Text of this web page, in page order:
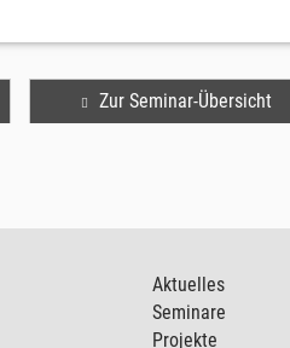
Zur Seminar-Übersicht
Aktuelles
Seminare
Projekte